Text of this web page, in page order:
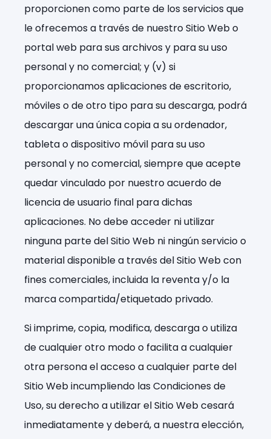
proporcionen como parte de los servicios que
le ofrecemos a través de nuestro Sitio Web o
portal web para sus archivos y para su uso
personal y no comercial; y (v) si
proporcionamos aplicaciones de escritorio,
móviles o de otro tipo para su descarga, podrá
descargar una única copia a su ordenador,
tableta o dispositivo móvil para su uso
personal y no comercial, siempre que acepte
quedar vinculado por nuestro acuerdo de
licencia de usuario final para dichas
aplicaciones. No debe acceder ni utilizar
ninguna parte del Sitio Web ni ningún servicio o
material disponible a través del Sitio Web con
fines comerciales, incluida la reventa y/o la
marca compartida/etiquetado privado.
Si imprime, copia, modifica, descarga o utiliza
de cualquier otro modo o facilita a cualquier
otra persona el acceso a cualquier parte del
Sitio Web incumpliendo las Condiciones de
Uso, su derecho a utilizar el Sitio Web cesará
inmediatamente y deberá, a nuestra elección,